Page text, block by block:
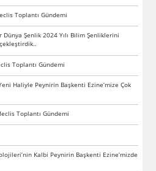
Toplantı Gündemi
Şenlik 2024 Yılı Bilim Şenliklerini
Toplantı Gündemi
Haliyle Peynirin Başkenti Ezine’mize Çok
Toplantı Gündemi
Kalbi Peynirin Başkenti Ezine’mizde